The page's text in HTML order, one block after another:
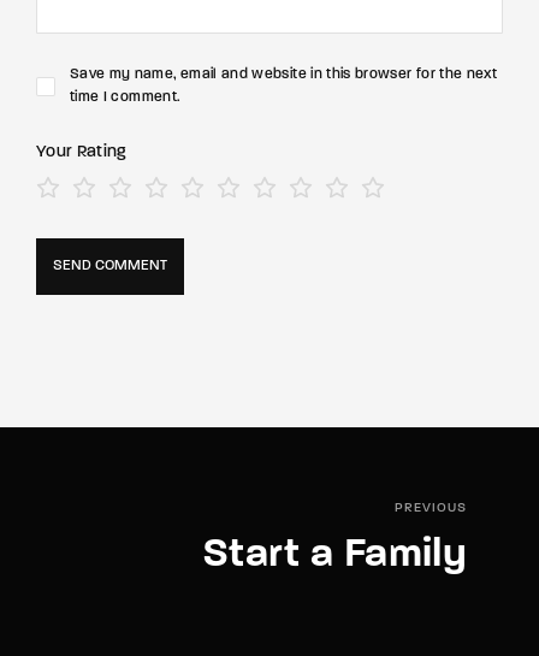
Save my name, email and website in this browser for the next
time I comment.
Your Rating
PREVIOUS
Start a Family